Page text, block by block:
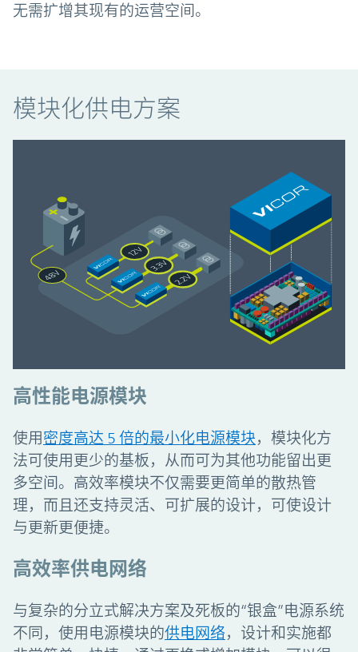
无需扩增其现有的运营空间。
模块化供电方案
高性能电源模块
使用密度高达 5 倍的最小化电源模块，模块化方
法可使用更少的基板，从而可为其他功能留出更
多空间。高效率模块不仅需要更简单的散热管
理，而且还支持灵活、可扩展的设计，可使设计
与更新更便捷。
高效率供电网络
与复杂的分立式解决方案及死板的“银盒”电源系统
不同，使用电源模块的供电网络，设计和实施都